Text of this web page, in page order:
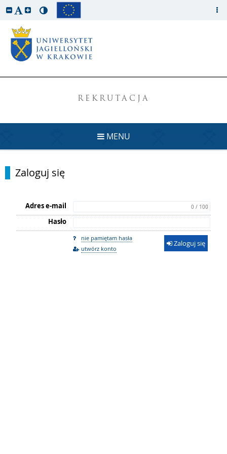
REKRUTACJA
MENU
Zaloguj się
Adres e-mail 0 / 100
Hasło
nie pamiętam hasła
utwórz konto
Zaloguj się